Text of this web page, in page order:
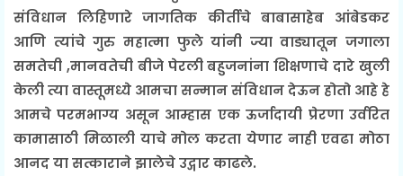
संविधान लिहिणारे जागतिक कीर्तीचे बाबासाहेब आंबेडकर
आणि त्यांचे गुरु महात्मा फुले यांनी ज्या वाड्यातून जगाला
समतेची ,मानवतेची बीजे पेरली बहुजनांना शिक्षणाचे दारे खुली
केली त्या वास्तूमध्ये आमचा सन्मान संविधान देऊन होतो आहे हे
आमचे परमभाग्य असून आम्हास एक ऊर्जादायी प्रेरणा उर्वरित
कामासाठी मिळाली याचे मोल करता येणार नाही एवढा मोठा
आनद या सत्काराने झालेचे उद्गार काढले.